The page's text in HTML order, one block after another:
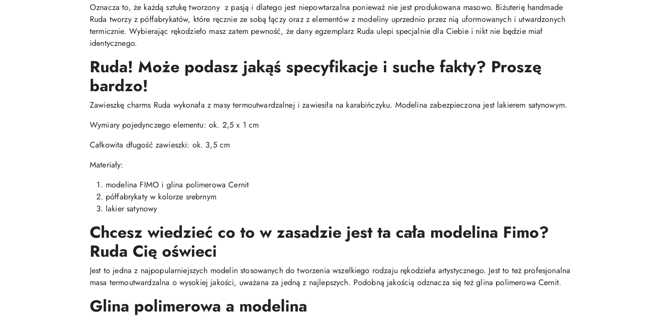
Oznacza to, że każdą sztukę tworzony z pasją i dlatego jest niepowtarzalna ponieważ nie jest produkowana masowo. Biżuterię handmade
Ruda tworzy z półfabrykatów, które ręcznie ze sobą łączy oraz z elementów z modeliny uprzednio przez nią uformowanych i utwardzonych
termicznie. Wybierając rękodzieło masz zatem pewność, że dany egzemplarz Ruda ulepi specjalnie dla Ciebie i nikt nie będzie miał
identycznego.
Ruda! Może podasz jakąś specyfikacje i suche fakty? Proszę
bardzo!
Zawieszkę charms Ruda wykonała z masy termoutwardzalnej i zawiesiła na karabińczyku. Modelina zabezpieczona jest lakierem satynowym.
Wymiary pojedynczego elementu: ok. 2,5 x 1 cm
Całkowita długość zawieszki: ok. 3,5 cm
Materiały:
modelina FIMO i glina polimerowa Cernit
półfabrykaty w kolorze srebrnym
lakier satynowy
Chcesz wiedzieć co to w zasadzie jest ta cała modelina Fimo?
Ruda Cię oświeci
Jest to jedna z najpopularniejszych modelin stosowanych do tworzenia wszelkiego rodzaju rękodzieła artystycznego. Jest to też profesjonalna
masa termoutwardzalna o wysokiej jakości, uważana za jedną z najlepszych. Podobną jakością odznacza się też glina polimerowa Cernit.
Glina polimerowa a modelina